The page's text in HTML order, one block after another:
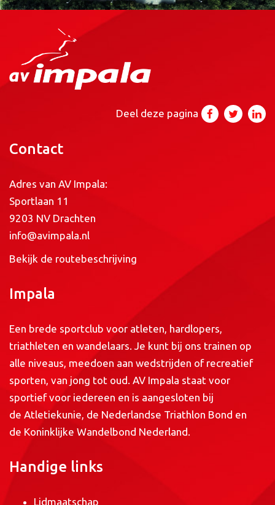
Deel deze pagina
Contact
Adres van AV Impala:
Sportlaan 11
9203 NV Drachten
info@avimpala.nl
Bekijk de routebeschrijving
Impala
Een brede sportclub voor atleten, hardlopers,
triathleten en wandelaars. Je kunt bij ons trainen op
alle niveaus, meedoen aan wedstrijden of recreatief
sporten, van jong tot oud. AV Impala staat voor
sportief voor iedereen en is aangesloten bij
de Atletiekunie, de Nederlandse Triathlon Bond en
de Koninklijke Wandelbond Nederland.
Handige links
Lidmaatschap